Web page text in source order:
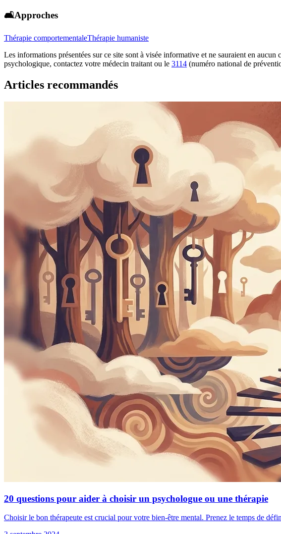
🛋️Approches
Thérapie comportementaleThérapie humaniste
Les informations présentées sur ce site sont à visée informative et ne sauraient en
psychologique, contactez votre médecin traitant ou le 3114 (numéro national de
Articles recommandés
20 questions pour aider à choisir un psychologue ou une thérapie
Choisir le bon thérapeute est crucial pour votre bien-être mental. Prenez le temps de